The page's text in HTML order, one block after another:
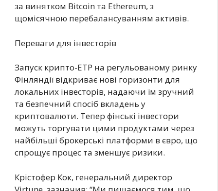
за винятком Bitcoin та Ethereum, з
щомісячною перебалансуванням активів.
Переваги для інвесторів
Запуск крипто-ETP на регульованому ринку
Фінляндії відкриває нові горизонти для
локальних інвесторів, надаючи їм зручний
та безпечний спосіб вкладень у
криптовалюти. Тепер фінські інвестори
можуть торгувати цими продуктами через
найбільші брокерські платформи в євро, що
спрощує процес та зменшує ризики.
Крістофер Кок, генеральний директор